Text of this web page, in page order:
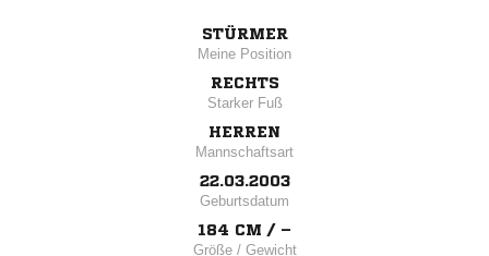
STÜRMER
Meine Position
RECHTS
Starker Fuß
HERREN
Mannschaftsart
22.03.2003
Geburtsdatum
184 CM / –
Größe / Gewicht